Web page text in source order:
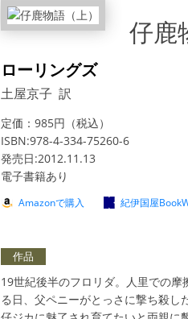
仔鹿
ローリングズ
土屋京子 訳
定価：985円（税込）
ISBN:978-4-334-75260-6
発売日:2012.11.13
電子書籍あり
Amazonで購入 紀伊国屋
作品
19世紀後半のフロリダ。人里での摩
る日、父ペニーがとっさに撃ち殺